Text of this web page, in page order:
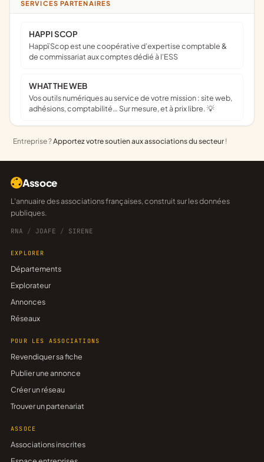
SERVICES PARTENAIRES
HAPPI SCOP
Happï Scop est une coopérative d’expertise comptable &
de commissariat aux comptes dédié à l'ESS
WHAT THE WEB
Vos outils numériques au service de votre mission : site web,
adhésions, comptabilité… Sur mesure, et à prix libre. 💡
Entreprise ?Apportez votre soutien aux associations du secteur !
Assoce
L'annuaire des associations françaises, construit sur les données
publiques.
RNA / JOAFE / SIRENE
EXPLORER
Départements
Explorateur
Annonces
Réseaux
POUR LES ASSOCIATIONS
Revendiquer sa fiche
Publier une annonce
Créer un réseau
Trouver un partenariat
ASSOCE
Associations inscrites